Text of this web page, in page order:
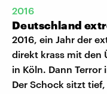
2016
Deutschland
2016, ein Jahr der
direkt krass mit den
in Köln. Dann Terror
Der Schock sitzt